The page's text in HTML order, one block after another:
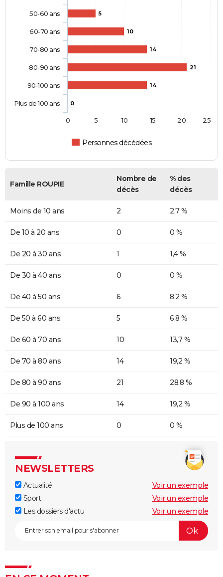
5
10
14
21
14
0
Personnes décédées
50-60 ans
60-70 ans
70-80 ans
80-90 ans
90-100 ans
Plus de 100 ans
0 5 10 15 20 25
Famille ROUPIE
Nombre de
décès
% des
décès
Moins de 10 ans 2 2,7 %
De 10 à 20 ans 0 0 %
De 20 à 30 ans 1 1,4 %
De 30 à 40 ans 0 0 %
De 40 à 50 ans 6 8,2 %
De 50 à 60 ans 5 6,8 %
De 60 à 70 ans 10 13,7 %
De 70 à 80 ans 14 19,2 %
De 80 à 90 ans 21 28,8 %
De 90 à 100 ans 14 19,2 %
Plus de 100 ans 0 0 %
NEWSLETTERS
Actualité
Voir un exemple
Sport
Voir un exemple
Les dossiers d'actu
Voir un exemple